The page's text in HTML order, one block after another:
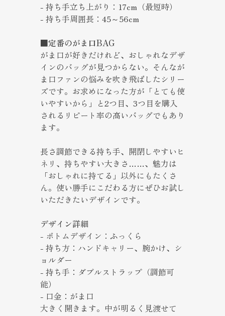
- 持ち手立ち上がり：17cm（最短時）
- 持ち手周囲長：45～56cm
■定番のがま口BAG
がま口が好きだけれど、おしゃれなデザ
インのバッグが見つからない。そんなが
ま口ファンの悩みを吹き飛ばしたシリー
ズです。お求めになった方が「とても使
いやすいから」と2つ目、3つ目を購入
されるリピート率の高いバッグでもあり
ます。
長さ調節できる持ち手、開閉しやすいヒ
ネリ、持ちやすい大きさ……、魅力は
「おしゃれに持てる」以外にもたくさ
ん。使い勝手にこだわる方にぜひお試し
いただきたいデザインです。
デザイン詳細
- ボトムデザイン：ふっくら
- 持ち方：ハンドキャリー、腕かけ、シ
ョルダー
- 持ち手：ダブルストラップ（調節可
能）
- 口金：がま口
大きく開きます。中が明るく見渡せて